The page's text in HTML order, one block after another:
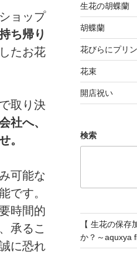
ョップ
ち帰り
たお花
取り決
社へ、
。
可能な
です。
時間的
承るこ
に恐れ
生花の胡蝶蘭
胡蝶蘭
花びらにプリ
花束
開店祝い
検索
【 生花の保
か？～aquxya